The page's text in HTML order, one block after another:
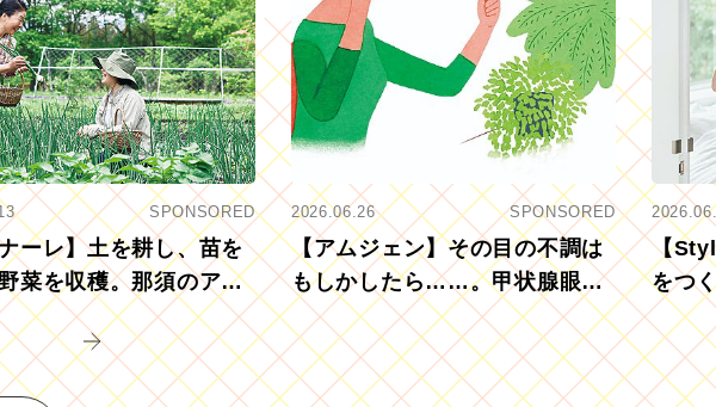
SPONSORED
ーレ】土を耕し、苗を
菜を収穫。那須のアグ
ズモを体験
2026.06.26 SPONSORED
【アムジェン】その目の不調は
もしかしたら……。甲状腺眼症
を知っていますか？
【
をつ